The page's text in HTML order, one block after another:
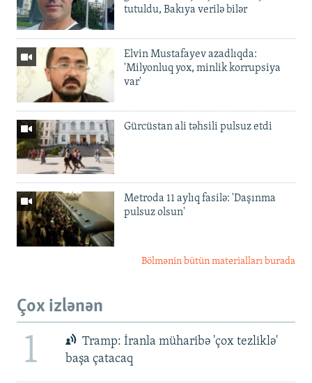
tutuldu, Bakıya verilə bilər
Elvin Mustafayev azadlıqda:
'Milyonluq yox, minlik korrupsiya
var'
Gürcüstan ali təhsili pulsuz etdi
Metroda 11 aylıq fasilə: 'Daşınma
pulsuz olsun'
Bölmənin bütün materialları burada
Çox izlənən
1
Tramp: İranla müharibə 'çox tezliklə'
başa çatacaq